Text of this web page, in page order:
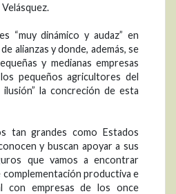
“muy dinámico y audaz” en
alianzas y donde, además, se
y medianas empresas
pequeños agricultores del
ilusión” la concreción de esta
tan grandes como Estados
y buscan apoyar a sus
que vamos a encontrar
productiva e
con empresas de los once